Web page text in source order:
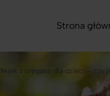
Strona
Olejek z oregano dla dzieci – czy